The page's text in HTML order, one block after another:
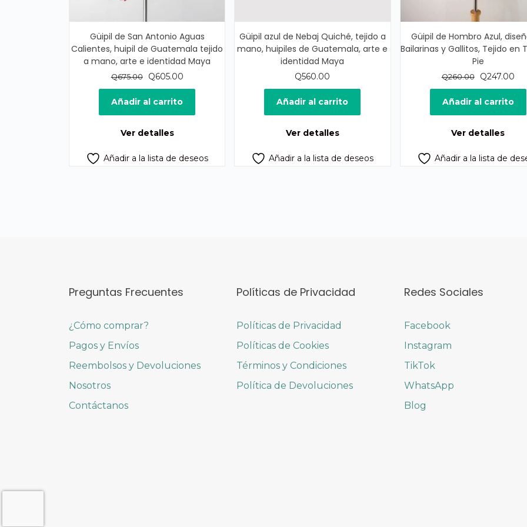
Güipil de San Antonio Aguas
Calientes, huipil de Guatemala tejido
a mano, arte e identidad Maya
Q675.00
El
precio
original
era:
Q605.00El
precio
actual
es:
Añadir al carrito
Ver detalles
Añadir a la lista de deseos
Güipil azul de Nebaj Quiché, tejido a
mano, huipiles de Guatemala, arte e
identidad Maya
Q560.00
Añadir al carrito
Ver detalles
Añadir a la lista de deseos
Güipil de Hombro Azul,
Bailarinas y Gallitos, Tejido en
Pie
Q260.00
El
precio
original
era:
Q247.00El
es:
Añadir al carrito
Ver detalles
Añadir a la lista de
Preguntas Frecuentes
¿Cómo comprar?
Pagos y Envíos
Reembolsos y Devoluciones
Nosotros
Contáctanos
Políticas de Privacidad
Políticas de Privacidad
Políticas de Cookies
Términos y Condiciones
Política de Devoluciones
Redes Sociales
Facebook
Instagram
TikTok
WhatsApp
Blog